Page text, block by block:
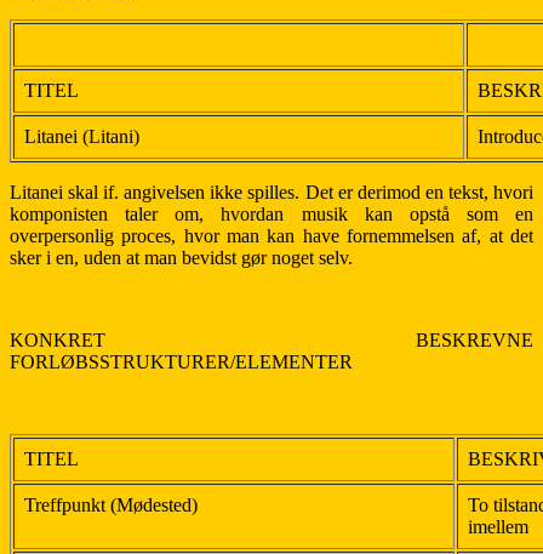
TITEL
Litanei (Litani)
Litanei skal if. angivelsen ikke spilles. Det er derimod en tekst, hvori
komponisten taler om, hvordan musik kan opstå som en
overpersonlig proces, hvor man kan have fornemmelsen af, at det
sker i en, uden at man bevidst gør noget selv.
KONKRET BESKREVNE
FORLØBSSTRUKTURER/ELEMENTER
TITEL
Treffpunkt (Mødested)
To
imellem